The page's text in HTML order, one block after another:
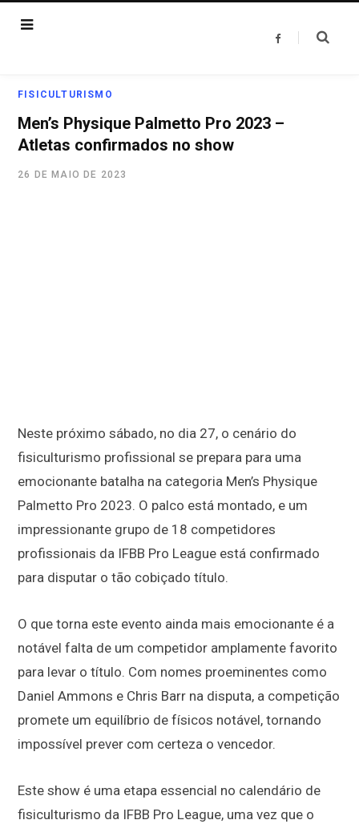
F
FISICULTURISMO
Men’s Physique Palmetto Pro 2023 –
Atletas confirmados no show
26 DE MAIO DE 2023
Neste próximo sábado, no dia 27, o cenário do
fisiculturismo profissional se prepara para uma
emocionante batalha na categoria Men’s Physique
Palmetto Pro 2023. O palco está montado, e um
impressionante grupo de 18 competidores
profissionais da IFBB Pro League está confirmado
para disputar o tão cobiçado título.
O que torna este evento ainda mais emocionante é a
notável falta de um competidor amplamente favorito
para levar o título. Com nomes proeminentes como
Daniel Ammons e Chris Barr na disputa, a competição
promete um equilíbrio de físicos notável, tornando
impossível prever com certeza o vencedor.
Este show é uma etapa essencial no calendário de
fisiculturismo da IFBB Pro League, uma vez que o